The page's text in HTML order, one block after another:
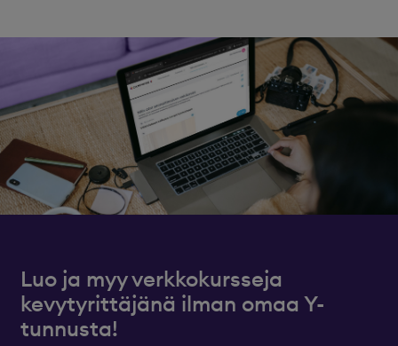
Luo ja myy verkkokursseja
kevytyrittäjänä ilman omaa Y-
tunnusta!